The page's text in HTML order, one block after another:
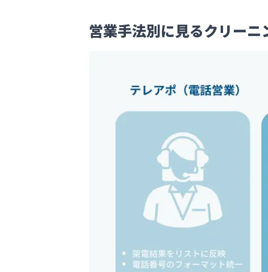
営業手法別に見るクリーニ